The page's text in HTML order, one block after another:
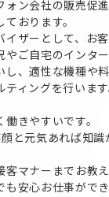
ォン会社の販売促
おります。
イザーとして、お
やご自宅のインタ
し、適性な機種や
ィングを行います
きやすいです。
と元気あれば知識
客マナーまでお教
安心お仕事ができ